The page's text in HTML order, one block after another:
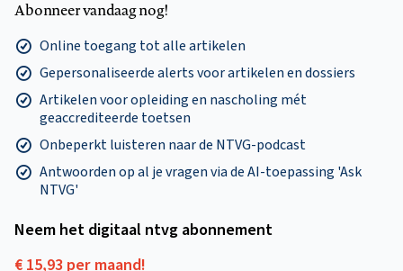
Abonneer vandaag nog!
Online toegang tot alle artikelen
Gepersonaliseerde alerts voor artikelen en dossiers
Artikelen voor opleiding en nascholing mét
geaccrediteerde toetsen
Onbeperkt luisteren naar de NTVG-podcast
Antwoorden op al je vragen via de AI-toepassing 'Ask
NTVG'
Neem het digitaal ntvg abonnement
€ 15,93 per maand!